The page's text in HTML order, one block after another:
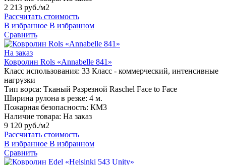
2 213 руб./м2
Рассчитать стоимость
В избранное В избранном
Сравнить
На заказ
Ковролин Rols «Annabelle 841»
Класс использования: 33 Класс - коммерческий, интенсивные
нагрузки
Тип ворса: Тканый Разрезной Raschel Face to Face
Ширина рулона в резке: 4 м.
Пожарная безопасность: КМ3
Наличие товара: На заказ
9 120 руб./м2
Рассчитать стоимость
В избранное В избранном
Сравнить